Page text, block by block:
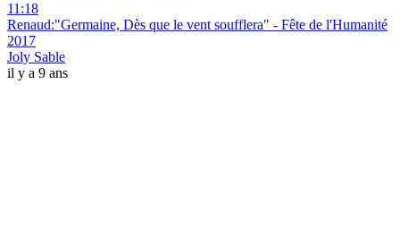
11:18
Renaud:"Germaine, Dès que le vent soufflera" - Fête de l'Humanité
2017
Joly Sable
il y a 9 ans